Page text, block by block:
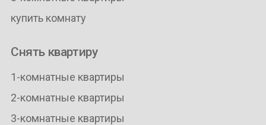
купить комнату
Снять квартиру
1-комнатные квартиры
2-комнатные квартиры
3-комнатные квартиры